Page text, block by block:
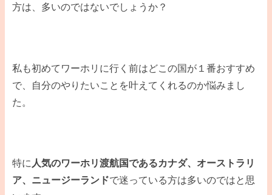
方は、多いのではないでしょうか？
私も初めてワーホリに行く前はどこの国が１番おすすめ
で、自分のやりたいことを叶えてくれるのか悩みまし
た。
特に人気のワーホリ渡航国であるカナダ、オーストラリ
ア、ニュージーランドで迷っている方は多いのではと思